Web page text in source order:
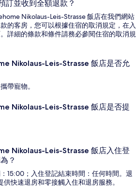
訂並收到全額退款？
Nikolaus-Leis-Strasse 飯店在我們網站
的客房，您可以根據住宿的取消規定，在入
詳細的條款和條件請務必參閱住宿的取消規
Nikolaus-Leis-Strasse 飯店是否允
帶寵物。
Nikolaus-Leis-Strasse 飯店是否提
Nikolaus-Leis-Strasse 飯店入住登
？
15:00；入住登記結束時間：任何時間。退
供快速退房和零接觸入住和退房服務。